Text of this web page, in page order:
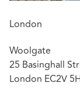
London
Woolgate
25 Basinghall
London EC2V